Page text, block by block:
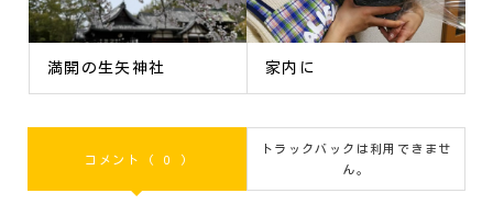
満開の生矢神社 家内に
コメント ( 0 )
トラックバックは利用できませ
ん。